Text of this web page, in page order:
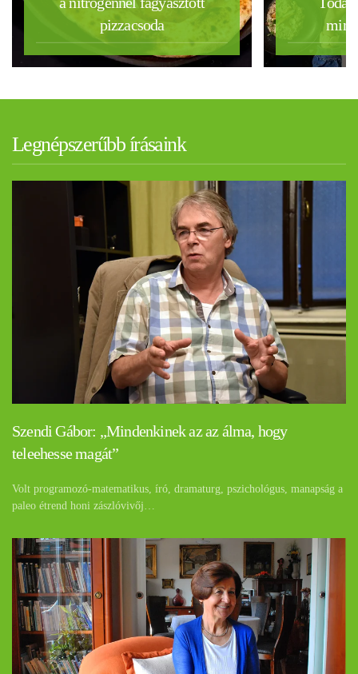
pizzacsoda
Legnépszerűbb írásaink
Szendi Gábor: „Mindenkinek az az álma, hogy
teleehesse magát”
Volt programozó-matematikus, író, dramaturg, pszichológus, manapság a
paleo étrend honi zászlóvivőj…